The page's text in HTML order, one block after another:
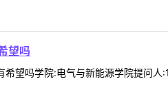
望吗
希望吗学院:电气与新能源学院提